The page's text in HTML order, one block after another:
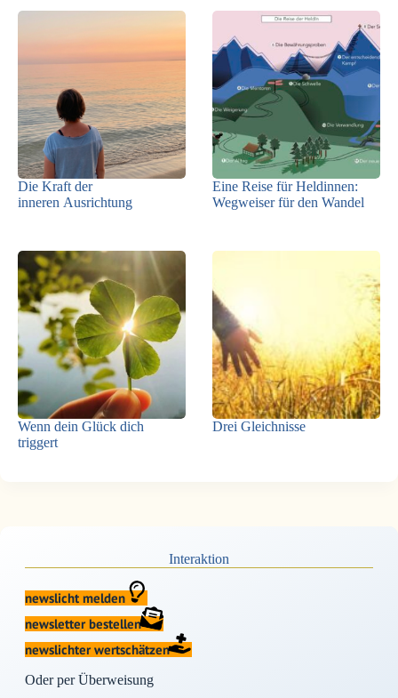
Die Kraft der
inneren Ausrichtung
Eine Reise für Heldinnen:
Wegweiser für den Wandel
Wenn dein Glück dich
triggert
Drei Gleichnisse
Interaktion
newslicht melden
newsletter bestellen
newslichter wertschätzen
Oder per Überweisung